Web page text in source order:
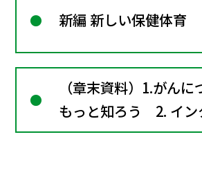
新編 新しい保健体育
（章末資料）1.がんに
もっと知ろう 2. イン
ットと依存症3. むし